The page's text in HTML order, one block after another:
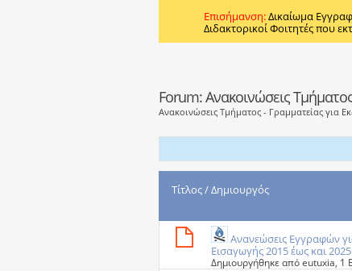
Επισήμανση:Δικαίωμα
Διδακτορικοί Φοιτητές που
Forum:Ανακοινώσεις
Ανακοινώσεις Τμήματος - Γραμματείας για
Τίτλος/Δημιουργός
Ανανεώσεις Εγγραφών
Εισαγωγής 2015 έως και 2025
Δημιουργήθηκε απόeutuxia‎, 1